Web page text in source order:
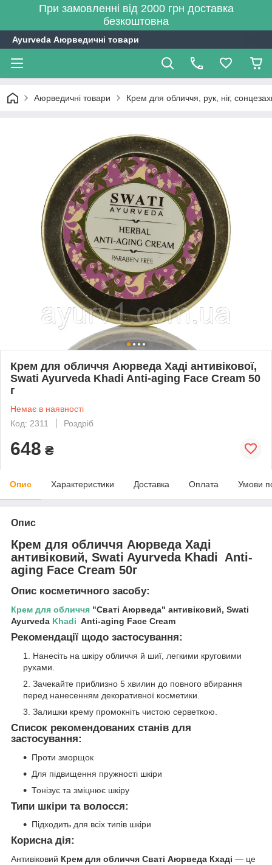
При замовленні від 2000 грн доставка
безкоштовна
Ayurveda Аюрведичні товари
Аюрведичні товари Крем для обличчя, рук, ніг,
Крем для обличчя Аюрведа Хаді антивікової,
Swati Ayurveda Khadi Anti-aging Face Cream 50
г
Немає в наявності
Код: 2311
Роздріб
648 ₴
Опис Характеристики Доставка Оплата Умови
Опис
Крем для обличчя Аюрведа Хаді
антивіковий, Swati Ayurveda Khadi Anti-
aging Face Cream 50г
Опис косметичного засобу:
Крем для обличчя "Сваті Аюрведа" антивіковий, Swati
Ayurveda Khadi Anti-aging Face Cream
Рекомендації щодо застосування:
Нанесіть на шкіру обличчя й шиї, легкими круговими
рухами.
Зачекайте приблизно 5 хвилин до повного вбирання
перед нанесенням декоративної косметики.
Залишки крему промокніть чистою серветкою.
Список рекомендованих станів для
застосування:
Проти зморщок
Для підвищення пружності шкіри
Тонізує та зміцнює шкіру
Типи шкіри та волосся:
Підходить для всіх типів шкіри
Корисна дія:
Антивіковий Крем для обличчя Сваті Аюрведа Кхаді — це